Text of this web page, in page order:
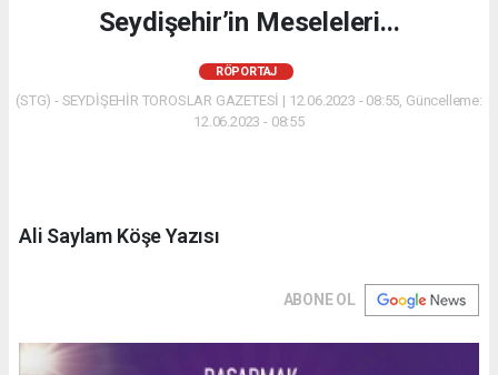
Seydişehir’in Meseleleri...
RÖPORTAJ
(STG) - SEYDİŞEHİR TOROSLAR GAZETESİ | 12.06.2023 - 08:55, Güncelleme:
12.06.2023 - 08:55
Ali Saylam Köşe Yazısı
ABONE OL